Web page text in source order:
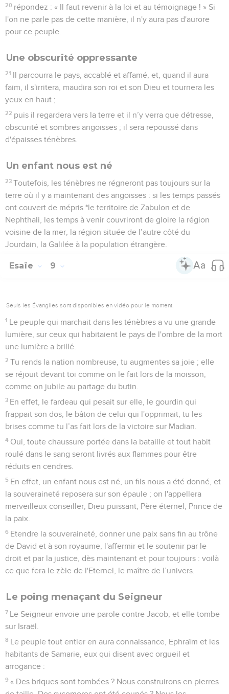
20 répondez : « Il faut revenir à la loi et au témoignage ! » Si
l'on ne parle pas de cette manière, il n'y aura pas d'aurore
pour ce peuple.
Une obscurité oppressante
21 Il parcourra le pays, accablé et affamé, et, quand il aura
faim, il s'irritera, maudira son roi et son Dieu et tournera les
yeux en haut ;
22 puis il regardera vers la terre et il n’y verra que détresse,
obscurité et sombres angoisses ; il sera repoussé dans
d'épaisses ténèbres.
Un enfant nous est né
23 Toutefois, les ténèbres ne régneront pas toujours sur la
terre où il y a maintenant des angoisses : si les temps passés
ont couvert de mépris *le territoire de Zabulon et de
Nephthali, les temps à venir couvriront de gloire la région
voisine de la mer, la région située de l’autre côté du
Jourdain, la Galilée à la population étrangère.
Esaïe 9
Seuls les Évangiles sont disponibles en vidéo pour le moment.
1 Le peuple qui marchait dans les ténèbres a vu une grande
lumière, sur ceux qui habitaient le pays de l'ombre de la mort
une lumière a brillé.
2 Tu rends la nation nombreuse, tu augmentes sa joie ; elle
se réjouit devant toi comme on le fait lors de la moisson,
comme on jubile au partage du butin.
3 En effet, le fardeau qui pesait sur elle, le gourdin qui
frappait son dos, le bâton de celui qui l'opprimait, tu les
brises comme tu l’as fait lors de la victoire sur Madian.
4 Oui, toute chaussure portée dans la bataille et tout habit
roulé dans le sang seront livrés aux flammes pour être
réduits en cendres.
5 En effet, un enfant nous est né, un fils nous a été donné, et
la souveraineté reposera sur son épaule ; on l'appellera
merveilleux conseiller, Dieu puissant, Père éternel, Prince de
la paix.
6 Etendre la souveraineté, donner une paix sans fin au trône
de David et à son royaume, l'affermir et le soutenir par le
droit et par la justice, dès maintenant et pour toujours : voilà
ce que fera le zèle de l'Eternel, le maître de l’univers.
Le poing menaçant du Seigneur
7 Le Seigneur envoie une parole contre Jacob, et elle tombe
sur Israël.
8 Le peuple tout entier en aura connaissance, Ephraïm et les
habitants de Samarie, eux qui disent avec orgueil et
arrogance :
9 « Des briques sont tombées ? Nous construirons en pierres